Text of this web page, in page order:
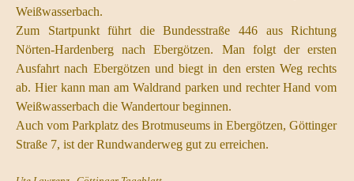
Weißwasserbach.
Zum Startpunkt führt die Bundesstraße 446 aus Richtung
Nörten-Hardenberg nach Ebergötzen. Man folgt der ersten
Ausfahrt nach Ebergötzen und biegt in den ersten Weg rechts
ab. Hier kann man am Waldrand parken und rechter Hand vom
Weißwasserbach die Wandertour beginnen.
Auch vom Parkplatz des Brotmuseums in Ebergötzen, Göttinger
Straße 7, ist der Rundwanderweg gut zu erreichen.